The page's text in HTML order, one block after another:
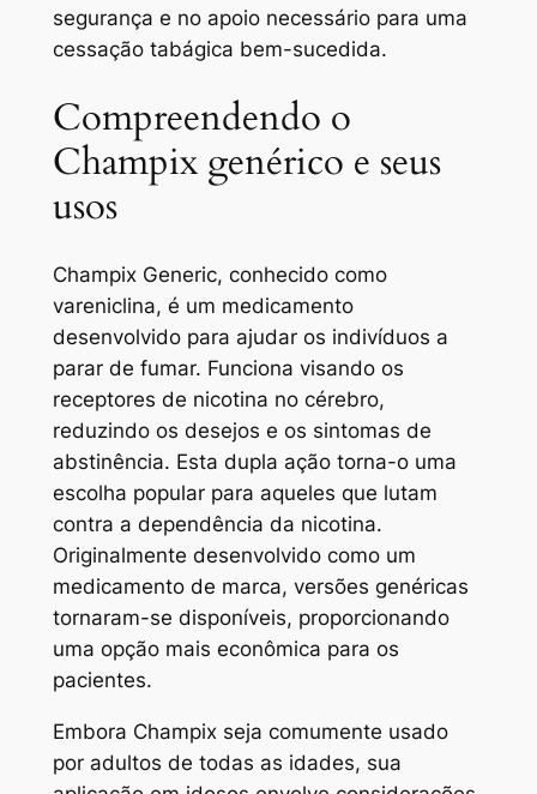
segurança e no apoio necessário para uma
cessação tabágica bem-sucedida.
Compreendendo o
Champix genérico e seus
usos
Champix Generic, conhecido como
vareniclina, é um medicamento
desenvolvido para ajudar os indivíduos a
parar de fumar. Funciona visando os
receptores de nicotina no cérebro,
reduzindo os desejos e os sintomas de
abstinência. Esta dupla ação torna-o uma
escolha popular para aqueles que lutam
contra a dependência da nicotina.
Originalmente desenvolvido como um
medicamento de marca, versões genéricas
tornaram-se disponíveis, proporcionando
uma opção mais econômica para os
pacientes.
Embora Champix seja comumente usado
por adultos de todas as idades, sua